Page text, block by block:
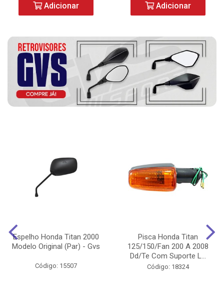
Adicionar Adicionar
Espelho Honda Titan 2000
Modelo Original (Par) - Gvs
Código: 15507
Pisca Honda Titan
125/150/Fan 200 A 2008
Dd/Te Com Suporte L...
Código: 18324